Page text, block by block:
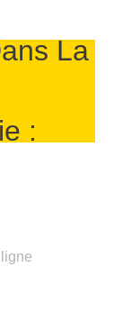
La
: